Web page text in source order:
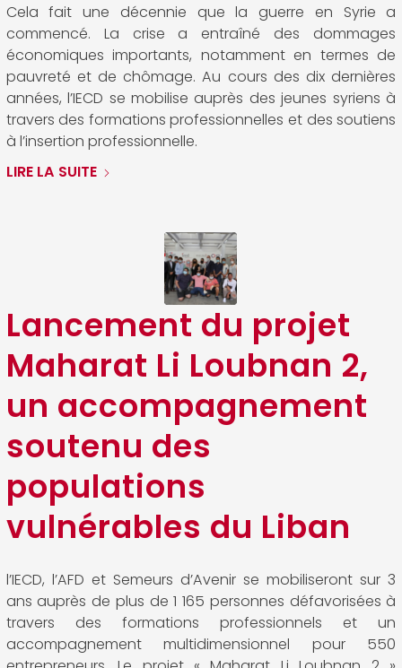
Cela fait une décennie que la guerre en Syrie a
commencé. La crise a entraîné des dommages
économiques importants, notamment en termes de
pauvreté et de chômage. Au cours des dix dernières
années, l’IECD se mobilise auprès des jeunes syriens à
travers des formations professionnelles et des soutiens
à l’insertion professionnelle.
LIRE LA SUITE
Lancement du projet
Maharat Li Loubnan 2,
un accompagnement
soutenu des
populations
vulnérables du Liban
l’IECD, l’AFD et Semeurs d’Avenir se mobiliseront sur 3
ans auprès de plus de 1 165 personnes défavorisées à
travers des formations professionnels et un
accompagnement multidimensionnel pour 550